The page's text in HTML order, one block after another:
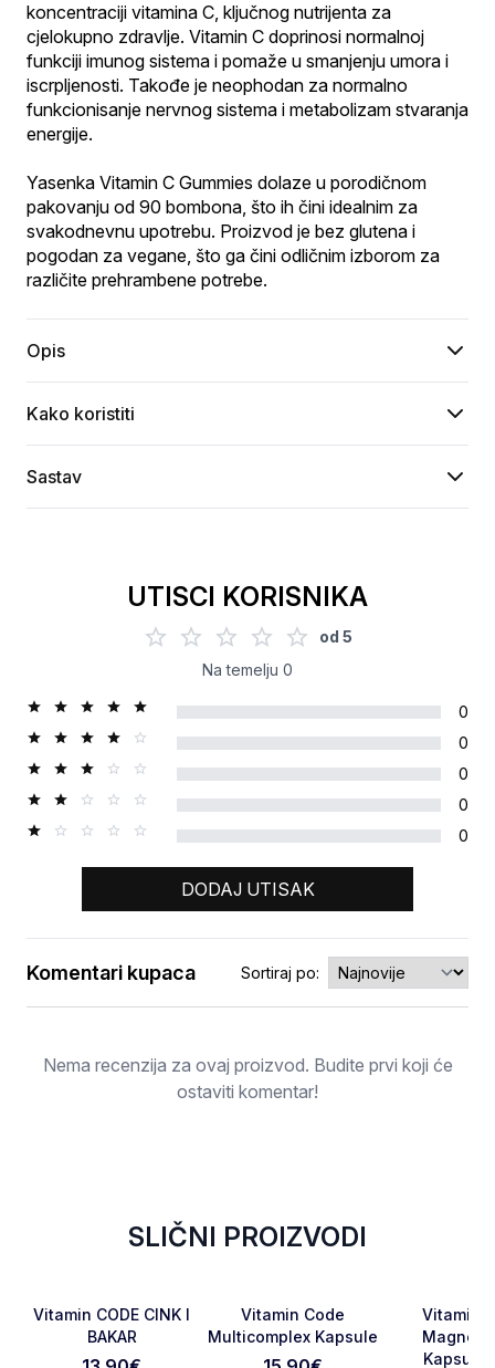
koncentraciji vitamina C, ključnog nutrijenta za
cjelokupno zdravlje. Vitamin C doprinosi normalnoj
funkciji imunog sistema i pomaže u smanjenju umora i
iscrpljenosti. Takođe je neophodan za normalno
funkcionisanje nervnog sistema i metabolizam stvaranja
energije.
Yasenka Vitamin C Gummies dolaze u porodičnom
pakovanju od 90 bombona, što ih čini idealnim za
svakodnevnu upotrebu. Proizvod je bez glutena i
pogodan za vegane, što ga čini odličnim izborom za
različite prehrambene potrebe.
Opis
Kako koristiti
Sastav
UTISCI KORISNIKA
od 5
Na temelju 0
0
0
0
0
0
DODAJ UTISAK
Ocjena
Komentari kupaca Sortiraj po:
Nema recenzija za ovaj proizvod. Budite prvi koji će
ostaviti komentar!
SLIČNI PROIZVODI
Favorite
Vitamin CODE CINK I
BAKAR
Vitamin Code
Multicomplex Kapsule
Vitamin
Kapsule